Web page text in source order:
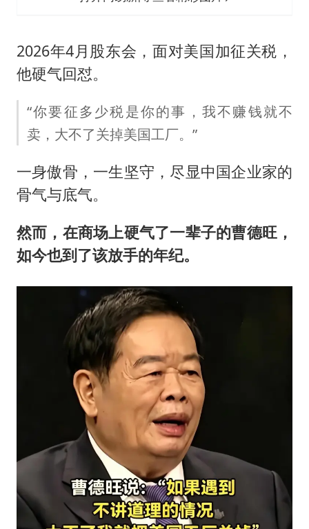
2026年4月股东会，面对美国加征关税，
他硬气回怼。
“你要征多少税是你的事，我不赚钱就不
卖，大不了关掉美国工厂。”
一身傲骨，一生坚守，尽显中国企业家的
骨气与底气。
然而，在商场上硬气了一辈子的曹德旺，
如今也到了该放手的年纪。